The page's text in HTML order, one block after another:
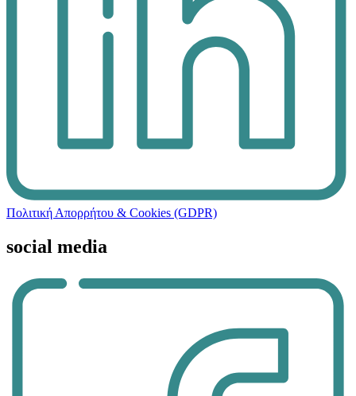
Πολιτική Απορρήτου & Cookies (GDPR)
social media